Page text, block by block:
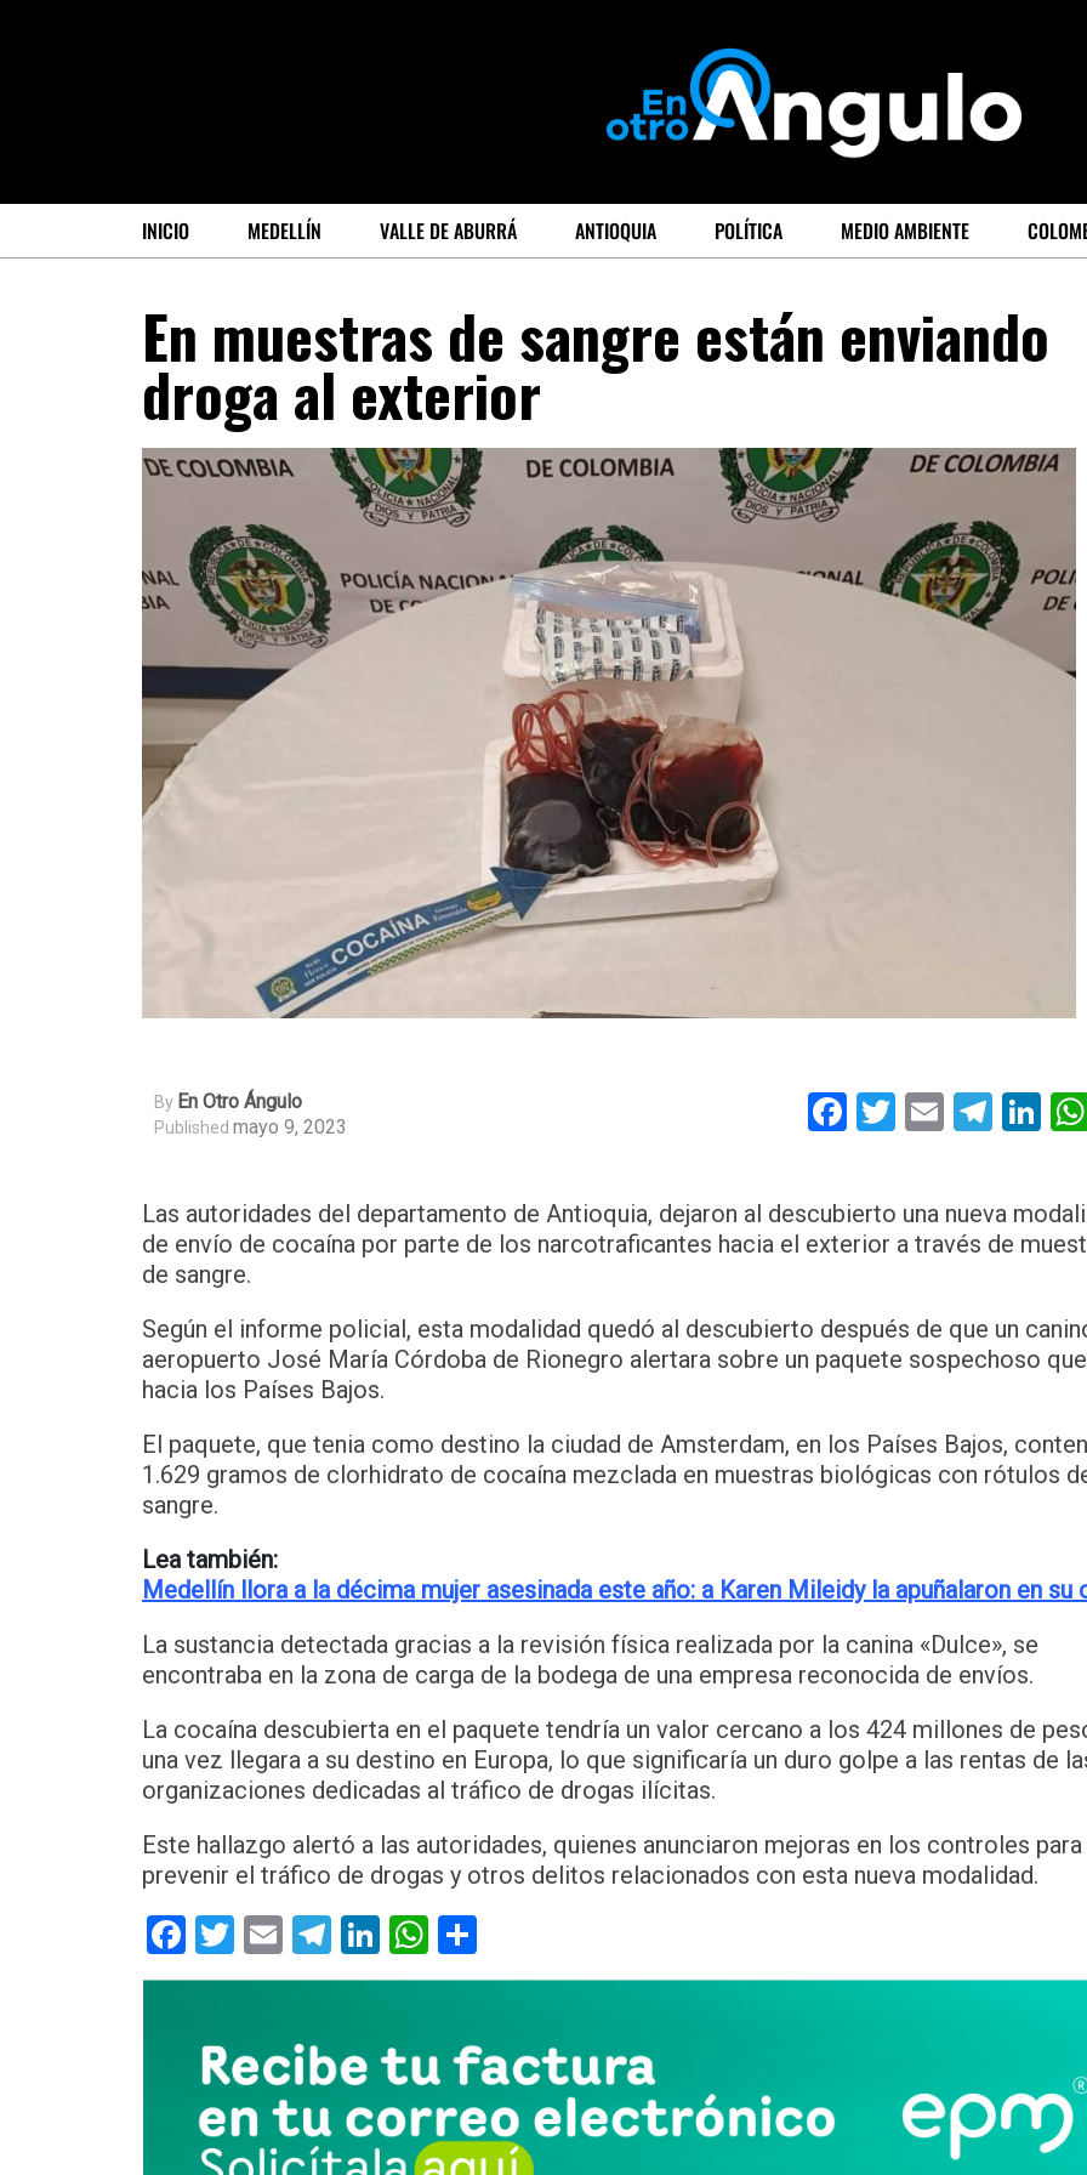
INICIO MEDELLÍN VALLE DE ABURRÁ ANTIOQUIA POLÍTICA MEDIO AMBIENTE
En muestras de sangre están enviando
droga al exterior
By En Otro Ángulo
Published mayo 9, 2023 Facebook
Twitter
Email
Las autoridades del departamento de Antioquia, dejaron al descubierto una nueva
de envío de cocaína por parte de los narcotraficantes hacia el exterior a través de
de sangre.
Según el informe policial, esta modalidad quedó al descubierto después de que un
aeropuerto José María Córdoba de Rionegro alertara sobre un paquete sospechoso
hacia los Países Bajos.
El paquete, que tenia como destino la ciudad de Amsterdam, en los Países Bajos,
1.629 gramos de clorhidrato de cocaína mezclada en muestras biológicas con rótulos
sangre.
Lea también:
Medellín llora a la décima mujer asesinada este año: a Karen Mileidy la apuñalaron en su
La sustancia detectada gracias a la revisión física realizada por la canina «Dulce», se
encontraba en la zona de carga de la bodega de una empresa reconocida de envíos.
La cocaína descubierta en el paquete tendría un valor cercano a los 424 millones de
una vez llegara a su destino en Europa, lo que significaría un duro golpe a las rentas de
organizaciones dedicadas al tráfico de drogas ilícitas.
Este hallazgo alertó a las autoridades, quienes anunciaron mejoras en los controles para
prevenir el tráfico de drogas y otros delitos relacionados con esta nueva modalidad.
Facebook
Twitter
EmailTelegram
LinkedIn
WhatsApp